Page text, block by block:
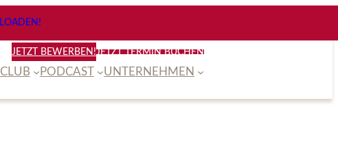
JETZT BEWERBEN!JETZT TERMIN BUCHEN
PODCAST UNTERNEHMEN